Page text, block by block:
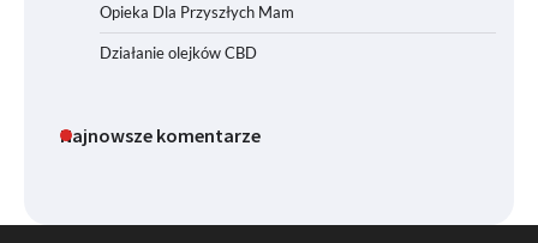
Opieka Dla Przyszłych Mam
Działanie olejków CBD
Najnowsze komentarze